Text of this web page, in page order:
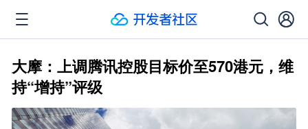
大摩：上调腾讯控股目标价至570港元，维
持“增持”评级